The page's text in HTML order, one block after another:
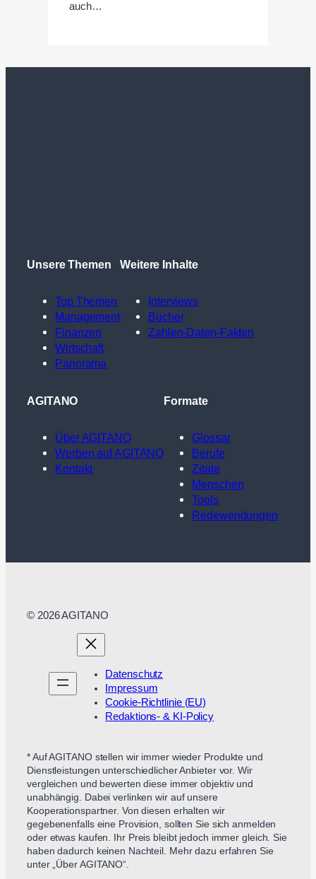
auch…
Unsere Themen
Top Themen
Management
Finanzen
Wirtschaft
Panorama
Weitere Inhalte
Interviews
Bücher
Zahlen-Daten-Fakten
AGITANO
Über AGITANO
Werben auf AGITANO
Kontakt
Formate
Glossar
Berufe
Zitate
Menschen
Tools
Redewendungen
© 2026 AGITANO
Datenschutz
Impressum
Cookie-Richtlinie (EU)
Redaktions- & KI-Policy
* Auf AGITANO stellen wir immer wieder Produkte und
Dienstleistungen unterschiedlicher Anbieter vor. Wir
vergleichen und bewerten diese immer objektiv und
unabhängig. Dabei verlinken wir auf unsere
Kooperationspartner. Von diesen erhalten wir
gegebenenfalls eine Provision, sollten Sie sich anmelden
oder etwas kaufen. Ihr Preis bleibt jedoch immer gleich. Sie
haben dadurch keinen Nachteil. Mehr dazu erfahren Sie
unter „Über AGITANO“.